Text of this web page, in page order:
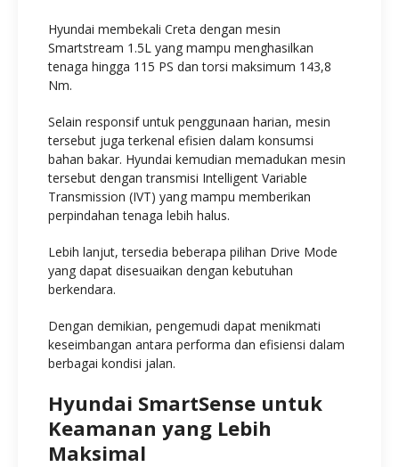
Hyundai membekali Creta dengan mesin
Smartstream 1.5L yang mampu menghasilkan
tenaga hingga 115 PS dan torsi maksimum 143,8
Nm.
Selain responsif untuk penggunaan harian, mesin
tersebut juga terkenal efisien dalam konsumsi
bahan bakar. Hyundai kemudian memadukan mesin
tersebut dengan transmisi Intelligent Variable
Transmission (IVT) yang mampu memberikan
perpindahan tenaga lebih halus.
Lebih lanjut, tersedia beberapa pilihan Drive Mode
yang dapat disesuaikan dengan kebutuhan
berkendara.
Dengan demikian, pengemudi dapat menikmati
keseimbangan antara performa dan efisiensi dalam
berbagai kondisi jalan.
Hyundai SmartSense untuk
Keamanan yang Lebih
Maksimal